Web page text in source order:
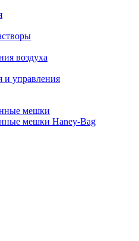
воздуха
и управления
мешки
мешки Haney-Bag